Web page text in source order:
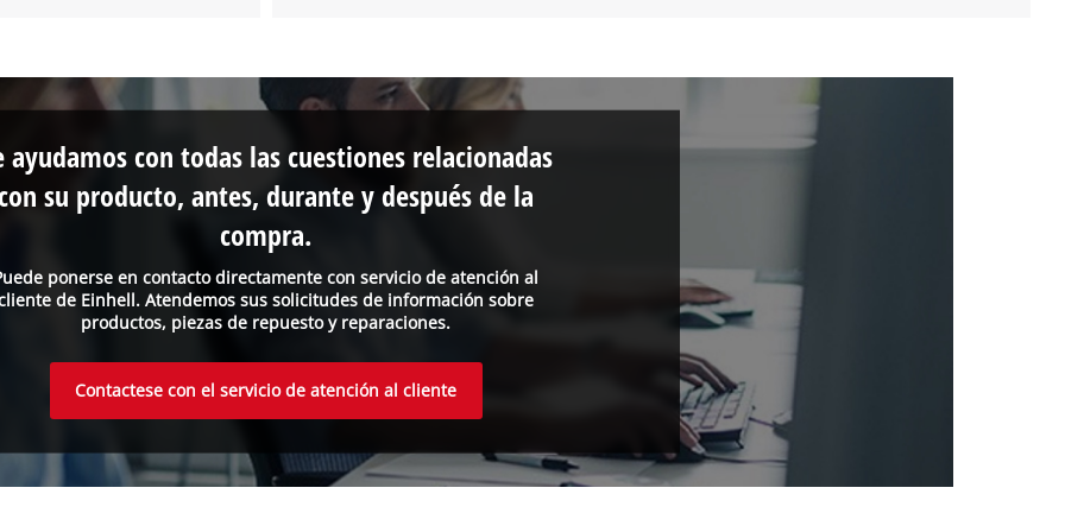
ponerse en contacto directamente con servicio de atención al
de Einhell. Atendemos sus solicitudes de información sobre
productos, piezas de repuesto y reparaciones.
ayudamos con todas las cuestiones relacionadas
su producto, antes, durante y después de la
compra.
Contactese con el servicio de atención al cliente